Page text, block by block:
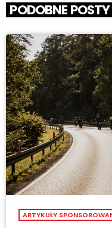
PODOBNE POSTY
ARTYKUŁY